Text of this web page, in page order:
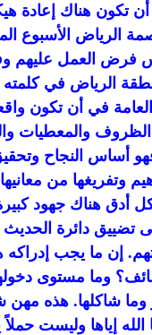
تكون هناك إعادة
العاصمة الرياض
العمل عليهم
الرياض في كلمته
في أن تكون
الظروف
أساس النجاح
وتفريغها من
أدق هناك جهود
تضييق دائرة
إن ما يجب
مستوى
وما شاكلها. هذه
الله إياها وليست